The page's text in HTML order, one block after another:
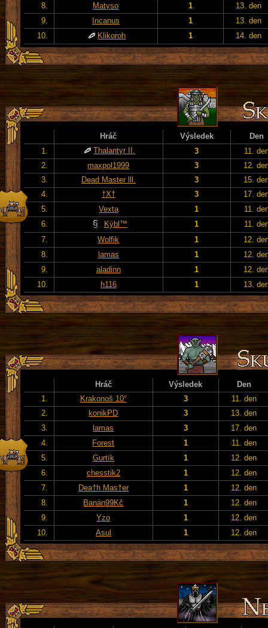
8.
Matyso 1
13. den
9.
Incanus 1
13. den
10.
Klikoroh 1 14. den
Hráč Výsledek
Den
1.
Thalantyr II. 3
11.
2.
maxpol1999 3
12.
3.
Dead Master lll. 3
15.
4.
†X† 3
17.
5.
Vexta 1
11.
6.
Kýbl™ 1
11.
7.
Wolfik 1
12.
8.
lamas 1
12.
9.
aladinn 1
12.
10.
h116 1 13.
Hráč Výsledek
Den
1.
Krakonoš 10° 3
11. den
2.
konikPD 3
13. den
3.
lamas 3
17. den
4.
Forest 1
11. den
5.
Gurtík 1
12. den
6.
chesstik2 1
12. den
7.
Dea†h Mas†er 1
12. den
8.
Banán99Kč 1
12. den
9.
Yzo 1
12. den
10.
Asul 1 12. den